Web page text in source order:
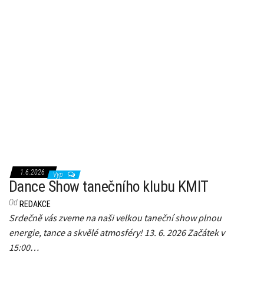
1.6.2026 Vyp
Dance Show tanečního klubu KMIT
Od REDAKCE
Srdečně vás zveme na naši velkou taneční show plnou
energie, tance a skvělé atmosféry! 13. 6. 2026 Začátek v
15:00…